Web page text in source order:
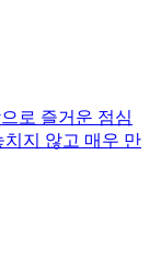
로 즐거운 점심
지 않고 매우 만